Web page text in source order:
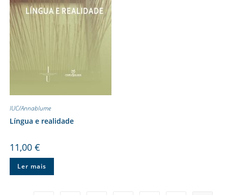
IUC/Annablume
Língua e realidade
11,00 €
Ler mais